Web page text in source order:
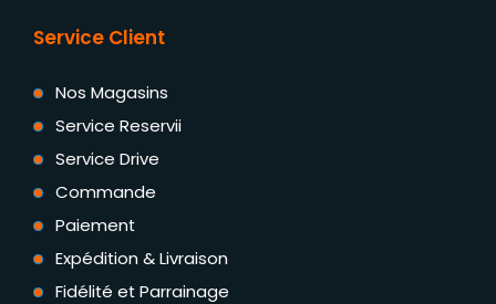
Service Client
Nos Magasins
Service Reservii
Service Drive
Commande
Paiement
Expédition & Livraison
Fidélité et Parrainage